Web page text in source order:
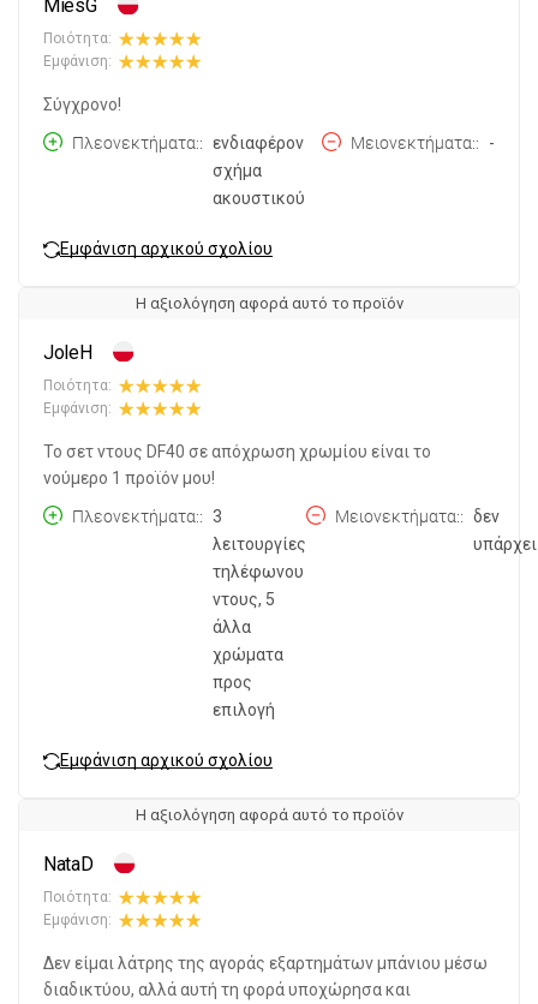
MiesG
Ποιότητα:
Εμφάνιση:
Σύγχρονο!
Πλεονεκτήματα:
ενδιαφέρον
σχήμα
ακουστικού
Μειονεκτήματα: -
Εμφάνιση αρχικού σχολίου
Η αξιολόγηση αφορά αυτό το προϊόν
JoleH
Ποιότητα:
Εμφάνιση:
Το σετ ντους DF40 σε απόχρωση χρωμίου είναι το
νούμερο 1 προϊόν μου!
Πλεονεκτήματα:
3
λειτουργίες
τηλέφωνου
ντους, 5
άλλα
χρώματα
προς
επιλογή
Μειονεκτήματα:
δεν
υπάρχει
Εμφάνιση αρχικού σχολίου
Η αξιολόγηση αφορά αυτό το προϊόν
NataD
Ποιότητα:
Εμφάνιση:
Δεν είμαι λάτρης της αγοράς εξαρτημάτων μπάνιου μέσω
διαδικτύου, αλλά αυτή τη φορά υποχώρησα και